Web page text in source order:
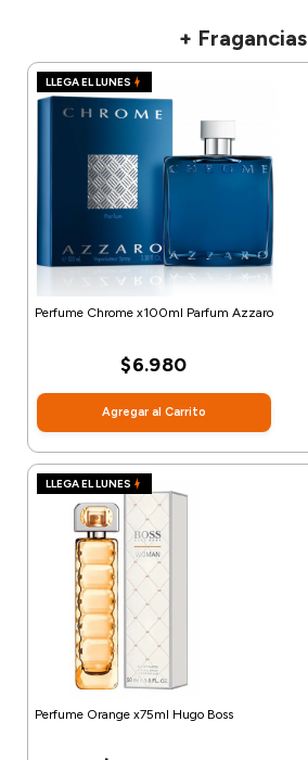
+ Fragancias
LLEGA EL LUNES
Perfume Chrome x100ml Parfum Azzaro
$6.980
Agregar al Carrito
LLEGA EL LUNES
Perfume Orange x75ml Hugo Boss